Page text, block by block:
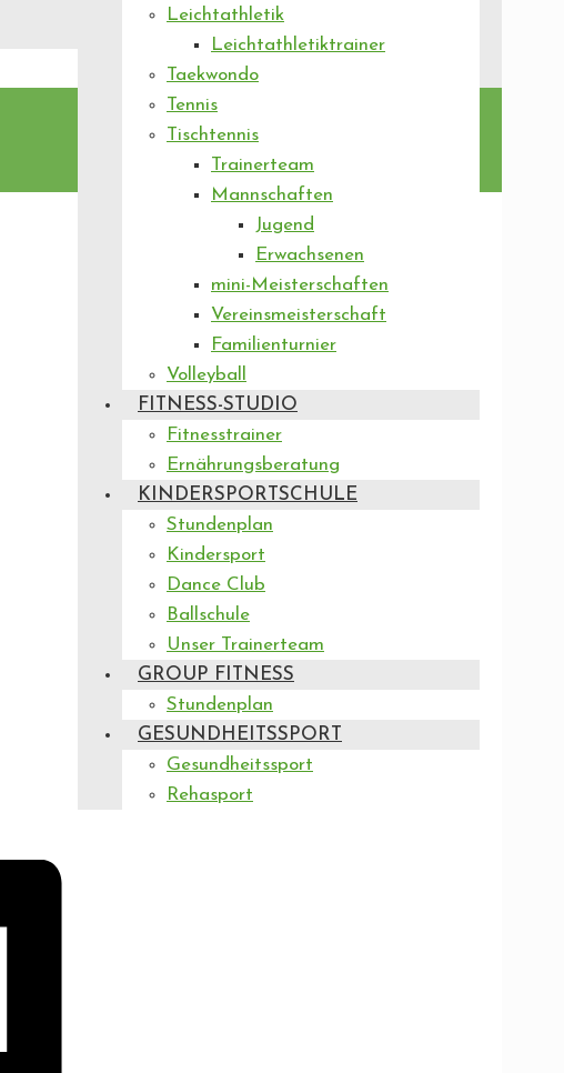
Leichtathletik
Leichtathletiktrainer
Taekwondo
Tennis
Tischtennis
Trainerteam
Mannschaften
Jugend
Erwachsenen
mini-Meisterschaften
Vereinsmeisterschaft
Familienturnier
Volleyball
FITNESS-STUDIO
Fitnesstrainer
Ernährungsberatung
KINDERSPORTSCHULE
Stundenplan
Kindersport
Dance Club
Ballschule
Unser Trainerteam
GROUP FITNESS
Stundenplan
GESUNDHEITSSPORT
Gesundheitssport
Rehasport